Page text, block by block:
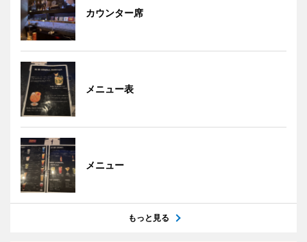
カウンター席
メニュー表
メニュー
もっと見る